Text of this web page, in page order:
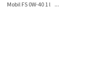
Mobil FS 0W-40 1 l ...